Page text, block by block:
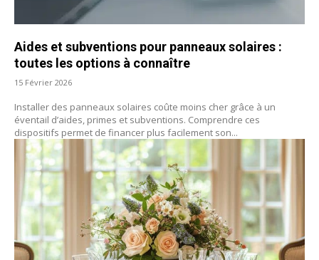
Aides et subventions pour panneaux solaires :
toutes les options à connaître
15 Février 2026
Installer des panneaux solaires coûte moins cher grâce à un
éventail d’aides, primes et subventions. Comprendre ces
dispositifs permet de financer plus facilement son...